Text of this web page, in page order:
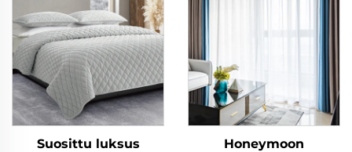
Suosittu luksus
Honeymoon